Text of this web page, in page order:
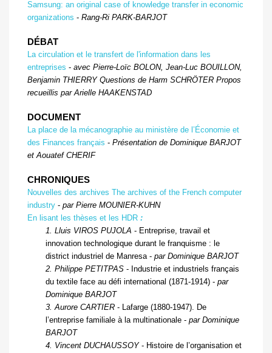
Samsung: an original case of knowledge transfer in economic
organizations - Rang-Ri PARK-BARJOT
DÉBAT
La circulation et le transfert de l'information dans les
entreprises - avec Pierre-Loïc BOLON, Jean-Luc BOUILLON,
Benjamin THIERRY Questions de Harm SCHRÖTER Propos
recueillis par Arielle HAAKENSTAD
DOCUMENT
La place de la mécanographie au ministère de l’Économie et
des Finances français - Présentation de Dominique BARJOT
et Aouatef CHERIF
CHRONIQUES
Nouvelles des archives The archives of the French computer
industry - par Pierre MOUNIER-KUHN
En lisant les thèses et les HDR :
1. Lluis VIROS PUJOLA - Entreprise, travail et
innovation technologique durant le franquisme : le
district industriel de Manresa - par Dominique BARJOT
2. Philippe PETITPAS - Industrie et industriels français
du textile face au défi international (1871-1914) - par
Dominique BARJOT
3. Aurore CARTIER - Lafarge (1880-1947). De
l’entreprise familiale à la multinationale - par Dominique
BARJOT
4. Vincent DUCHAUSSOY- Histoire de l’organisation et